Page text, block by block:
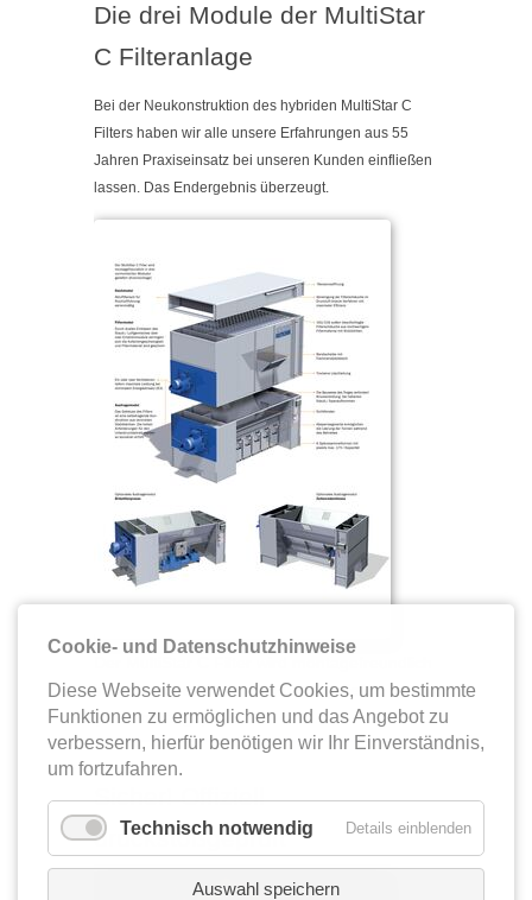
Die drei Module der MultiStar
C Filteranlage
Bei der Neukonstruktion des hybriden MultiStar C
Filters haben wir alle unsere Erfahrungen aus 55
Jahren Praxiseinsatz bei unseren Kunden einfließen
lassen. Das Endergebnis überzeugt.
in drei vormontierten Modulen geliefert
(Kranmontage)
Sicher! Offiziell
druckstoßgeprüft
Cookie- und Datenschutzhinweise
Diese Webseite verwendet Cookies, um bestimmte
Funktionen zu ermöglichen und das Angebot zu
verbessern, hierfür benötigen wir Ihr Einverständnis,
um fortzufahren.
Technisch notwendig Details einblenden
Auswahl speichern